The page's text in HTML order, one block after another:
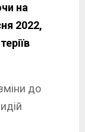
на
2022,
до